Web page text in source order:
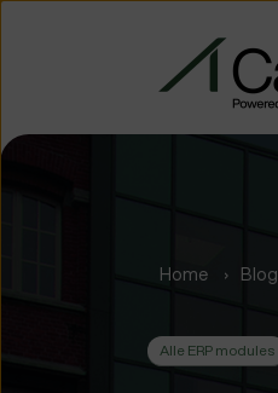
Home Blog
Alle ERP modules